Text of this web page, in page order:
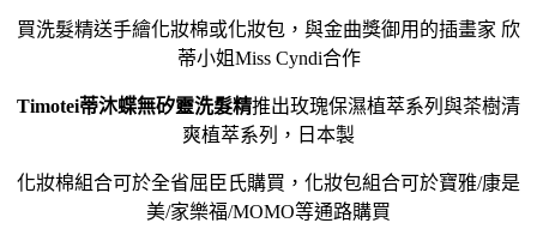
買洗髮精送手繪化妝棉或化妝包，與金曲獎御用的插畫家 欣
蒂小姐Miss Cyndi合作
Timotei蒂沐蝶無矽靈洗髮精推出玫瑰保濕植萃系列與茶樹清
爽植萃系列，日本製
化妝棉組合可於全省屈臣氏購買，化妝包組合可於寶雅/康是
美/家樂福/MOMO等通路購買